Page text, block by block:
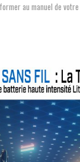
au manuel de votre